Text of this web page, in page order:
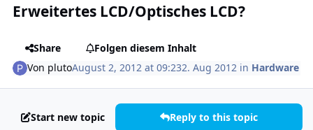
Erweitertes LCD/Optisches LCD?
Share
Folgen diesem Inhalt
Von plutoAugust 2, 2012 at 09:232. Aug 2012 in Hardware
Start new topic Reply to this topic